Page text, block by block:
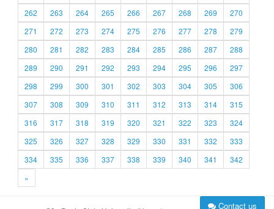
262
263 264 265 266 267 268 269
270
271
272 273 274 275 276 277 278
279
280
281 282 283 284 285 286 287
288
289
290 291 292 293 294 295 296
297
298
299 300 301 302 303 304 305
306
307
308 309 310 311 312 313 314
315
316
317 318 319 320 321 322 323
324
325
326 327 328 329 330 331 332
333
334
335 336 337 338 339 340 341
342
»
Contact us